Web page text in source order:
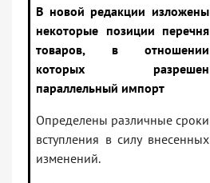
В новой редакции изложены
некоторые позиции перечня
товаров, в отношении
которых разрешен
параллельный импорт
Определены различные сроки
вступления в силу внесенных
изменений.